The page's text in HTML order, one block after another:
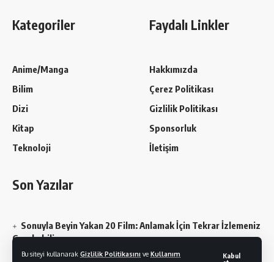
Bu siteyi kullanarak Gizlilik Politikasını ve Kullanım
Kabul
Kategoriler
Anime/Manga
Bilim
Dizi
Kitap
Teknoloji
Faydalı Linkler
Hakkımızda
Çerez Politikası
Gizlilik Politikası
Sponsorluk
İletişim
Son Yazılar
Sonuyla Beyin Yakan 20 Film: Anlamak İçin Tekrar İzlemeniz
Gerekebilir